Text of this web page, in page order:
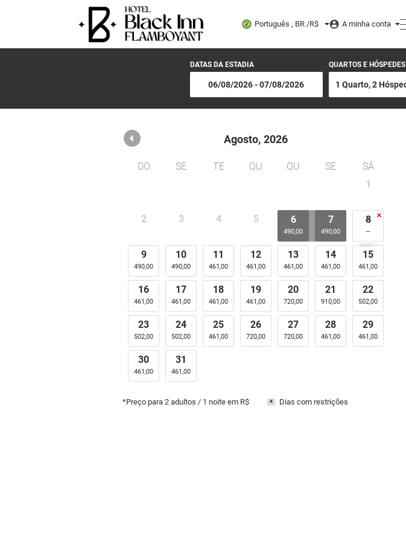
Black Inn Flamboyant Português , BR /R$ A minha conta
DATAS DA ESTADIA QUARTOS E HÓSPEDES
Agosto, 2026
DO SE TE QU QU SE
SÁ
1
2 3 4 5 6
490,00
7
490,00
8
9
490,00
10
490,00
11
461,00
12
461,00
13
461,00
14
461,00
15
461,00
16
461,00
17
461,00
18
461,00
19
461,00
20
720,00
21
910,00
22
502,00
23
502,00
24
502,00
25
461,00
26
720,00
27
720,00
28
461,00
29
461,00
30
461,00
31
461,00
*Preço para2 adultos / 1 noite em R$ x Dias com restrições